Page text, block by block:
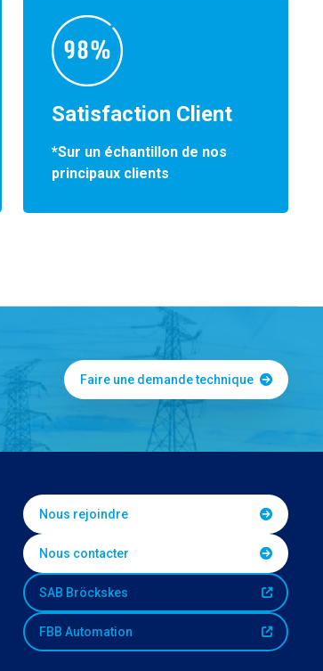
Satisfaction Client
*Sur un échantillon de nos
principaux clients
Faire une demande technique
Nous rejoindre
Nous contacter
SAB Bröckskes
FBB Automation